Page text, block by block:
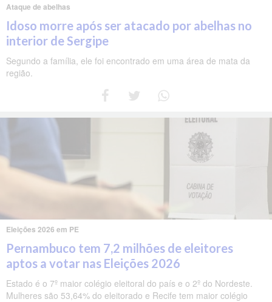
Ataque de abelhas
Idoso morre após ser atacado por abelhas no
interior de Sergipe
Segundo a família, ele foi encontrado em uma área de mata da
região.
Eleições 2026 em PE
Pernambuco tem 7,2 milhões de eleitores
aptos a votar nas Eleições 2026
Estado é o 7º maior colégio eleitoral do país e o 2º do Nordeste.
Mulheres são 53,64% do eleitorado e Recife tem maior colégio